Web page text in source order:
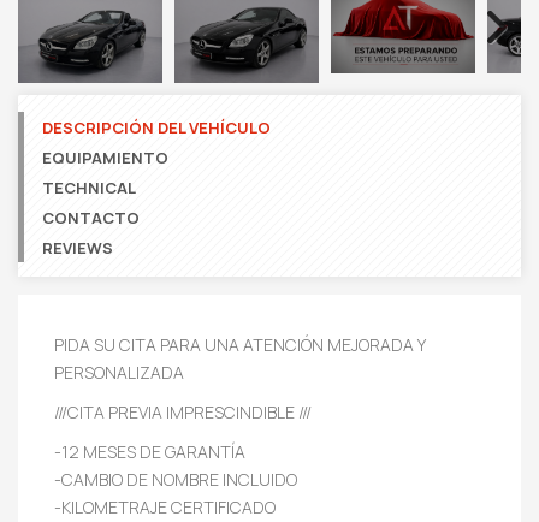
Next
DESCRIPCIÓN DEL VEHÍCULO
EQUIPAMIENTO
TECHNICAL
CONTACTO
REVIEWS
PIDA SU CITA PARA UNA ATENCIÓN MEJORADA Y
PERSONALIZADA
///CITA PREVIA IMPRESCINDIBLE ///
-12 MESES DE GARANTÍA
-CAMBIO DE NOMBRE INCLUIDO
-KILOMETRAJE CERTIFICADO